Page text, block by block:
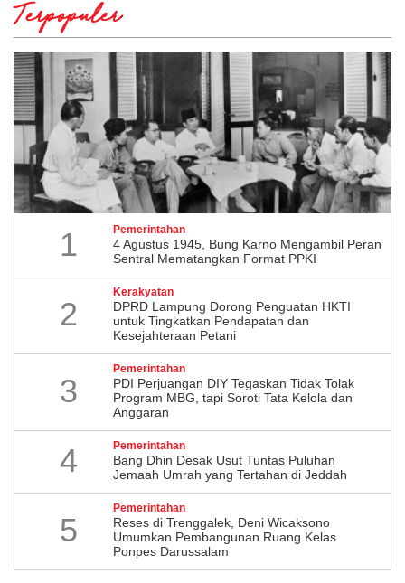
Terpopuler
1 Pemerintahan
4 Agustus 1945, Bung Karno Mengambil Peran
Sentral Mematangkan Format PPKI
2
Kerakyatan
DPRD Lampung Dorong Penguatan HKTI
untuk Tingkatkan Pendapatan dan
Kesejahteraan Petani
3
Pemerintahan
PDI Perjuangan DIY Tegaskan Tidak Tolak
Program MBG, tapi Soroti Tata Kelola dan
Anggaran
4 Pemerintahan
Bang Dhin Desak Usut Tuntas Puluhan
Jemaah Umrah yang Tertahan di Jeddah
5
Pemerintahan
​Reses di Trenggalek, Deni Wicaksono
Umumkan Pembangunan Ruang Kelas
Ponpes Darussalam